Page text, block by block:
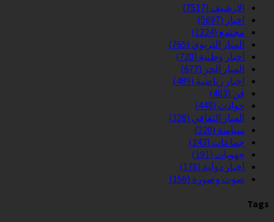
الارشيف (7517)
اخبار (5697)
مجتمع (1224)
المنار التربوي (765)
اخبار وطنية (720)
المنار الحر (677)
اخبار رياضية (489)
فن (483)
حوادث (448)
المنار الثقافي (328)
سياسة (320)
جماعات (243)
جهويات (191)
اخبار دولية (176)
صوت وصورة (156)
Tags